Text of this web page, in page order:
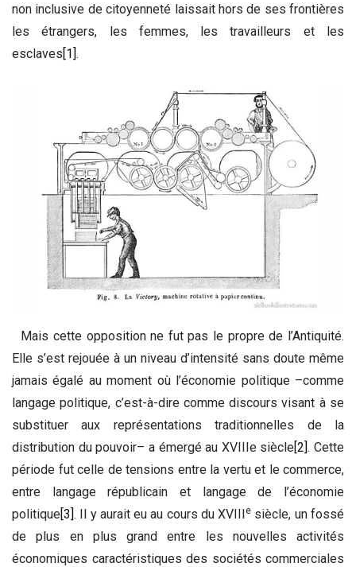
non inclusive de citoyenneté laissait hors de ses frontières
les étrangers, les femmes, les travailleurs et les
esclaves[1].
Mais cette opposition ne fut pas le propre de l’Antiquité.
Elle s’est rejouée à un niveau d’intensité sans doute même
jamais égalé au moment où l’économie politique –comme
langage politique, c’est-à-dire comme discours visant à se
substituer aux représentations traditionnelles de la
distribution du pouvoir– a émergé au XVIIIe siècle[2]. Cette
période fut celle de tensions entre la vertu et le commerce,
entre langage républicain et langage de l’économie
politique[3]. Il y aurait eu au cours du XVIIIe siècle, un fossé
de plus en plus grand entre les nouvelles activités
économiques caractéristiques des sociétés commerciales